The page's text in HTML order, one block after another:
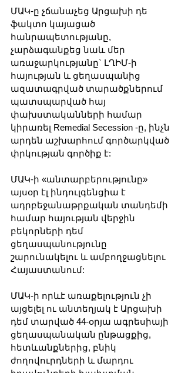
ՄԱԿ-ը չճանաչեց Արցախի դե
ֆակտո կայացած
հանրապետությանը,
չարձագանքեց նաև մեր
առաջարկությանը` ԼՂԻՄ-ի
հայության և ցեղասպանից
ազատագրված տարածքներում
պատսպարված հայ
փախստականների համար
կիրառել Remedial Secession -ը, ինչն
արդեն աշխարհում գործարկված
փրկության գործիք է:
ՄԱԿ-ի «անտարբերությունը»
այսօր էլ ինդուլգենցիա է
ադրբեջանաթրքական տանդեմի
համար հայության վերջին
բեկորների դեմ
ցեղասպանությունը
շարունակելու և ամբողջացնելու
Հայաստանում:
ՄԱԿ-ի որևէ առաքելություն չի
այցելել ու անտեղյակ է Արցախի
դեմ տարված 44-օրյա ագրեսիայի
ցեղասպանական ընթացքից,
հետևանքներից, բնիկ
ժողովուրդների և մարդու